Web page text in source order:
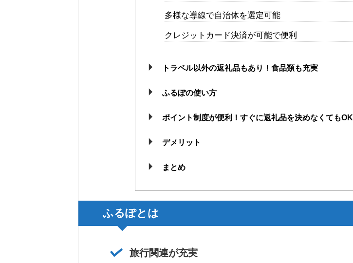
多様な導線で自治体を選定可能
クレジットカード決済が可能で便利
トラベル以外の返礼品もあり！食品類も充実
ふるぽの使い方
ポイント制度が便利！すぐに返礼品を決めなくてもOK
デメリット
まとめ
ふるぽとは
旅行関連が充実